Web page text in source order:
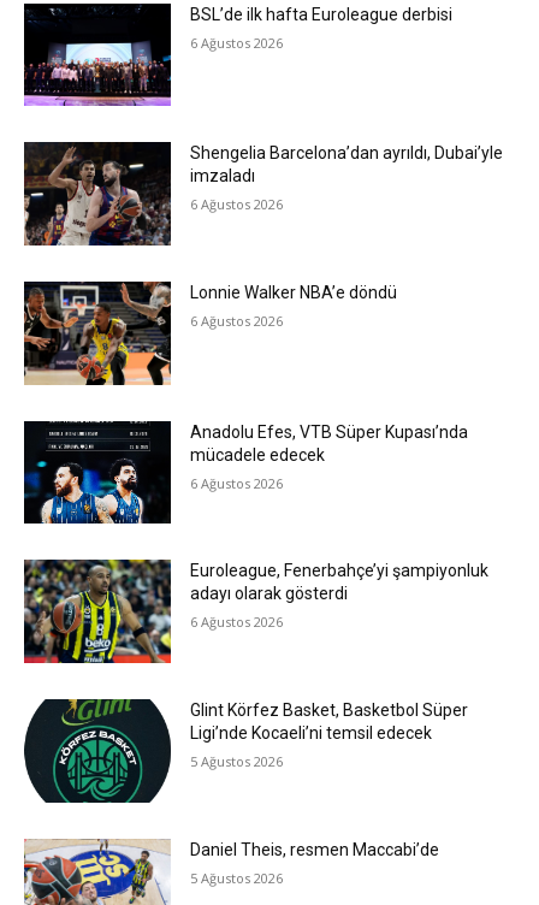
BSL’de ilk hafta Euroleague derbisi
6 Ağustos 2026
Shengelia Barcelona’dan ayrıldı, Dubai’yle
imzaladı
6 Ağustos 2026
Lonnie Walker NBA’e döndü
6 Ağustos 2026
Anadolu Efes, VTB Süper Kupası’nda
mücadele edecek
6 Ağustos 2026
Euroleague, Fenerbahçe’yi şampiyonluk
adayı olarak gösterdi
6 Ağustos 2026
Glint Körfez Basket, Basketbol Süper
Ligi’nde Kocaeli’ni temsil edecek
5 Ağustos 2026
Daniel Theis, resmen Maccabi’de
5 Ağustos 2026